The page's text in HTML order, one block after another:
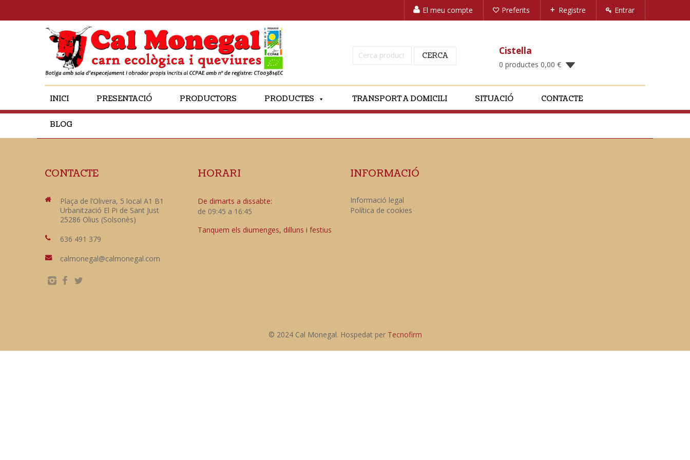
El meu compte Preferits Registre Entrar
Cerca: CERCA Cistella
0 productes 0,00 €
INICI PRESENTACIÓ PRODUCTORS PRODUCTES TRANSPORT A DOMICILI SITUACIÓ CONTACTE
BLOG
CONTACTE
Plaça de l’Olivera, 5 local A1 B1
Urbanització El Pi de Sant Just
25286 Olius (Solsonès)
636 491 379
calmonegal@calmonegal.com
HORARI
De dimarts a dissabte:
de 09:45 a 16:45
Tanquem els diumenges, dilluns i festius
INFORMACIÓ
Informació legal
Política de cookies
© 2024 Cal Monegal. Hospedat per Tecnofirm